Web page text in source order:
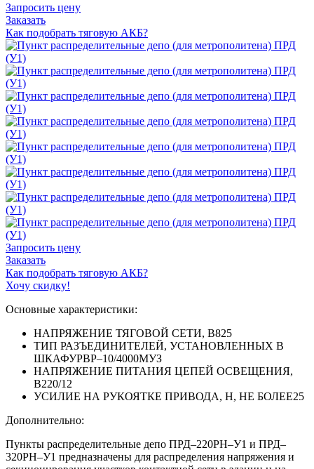
Запросить цену
Заказать
Как подобрать тяговую АКБ?
Запросить цену
Заказать
Как подобрать тяговую АКБ?
Хочу скидку!
Основные характеристики:
НАПРЯЖЕНИЕ ТЯГОВОЙ СЕТИ, В825
ТИП РАЗЪЕДИНИТЕЛЕЙ, УСТАНОВЛЕННЫХ В
ШКАФУРВР–10/4000МУЗ
НАПРЯЖЕНИЕ ПИТАНИЯ ЦЕПЕЙ ОСВЕЩЕНИЯ,
В220/12
УСИЛИЕ НА РУКОЯТКЕ ПРИВОДА, Н, НЕ БОЛЕЕ25
Дополнительно:
Пункты распределительные депо ПРД–220РН–У1 и ПРД–
320РН–У1 предназначены для распределения напряжения и